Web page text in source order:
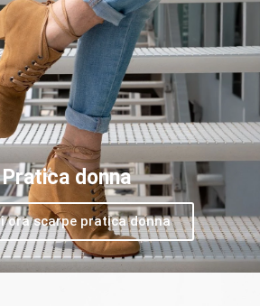
Pratica donna
ora scarpe pratica donna